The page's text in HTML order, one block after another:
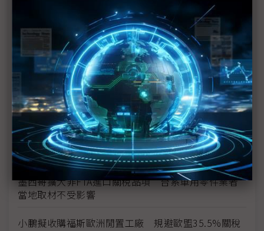
從SelectUSA看美國主導全球供應鏈重建
Stellantis與中企加強合作 擬用歐洲兩國工廠生產中
國電動車
維持台灣AI競爭優勢 政院承諾擴大相關支出
中國尋求延長中美貿易休兵 設301關稅接受上限
中美關稅休戰暫緩延長 美國財長拋AI與投資新架構
墨西哥擴大非FTA進口關稅品項 台系車用零件業者
當地取材不受影響
小鵬擬收購福斯歐洲閒置工廠 規避歐盟35.5%關稅